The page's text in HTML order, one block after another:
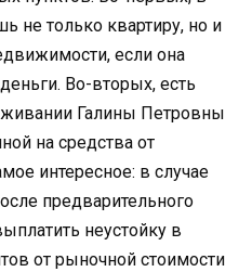
не только квартиру, но и
если она
Во-вторых, есть
Галины Петровны
на средства от
интересное: в случае
предварительного
неустойку в
от рыночной стоимости